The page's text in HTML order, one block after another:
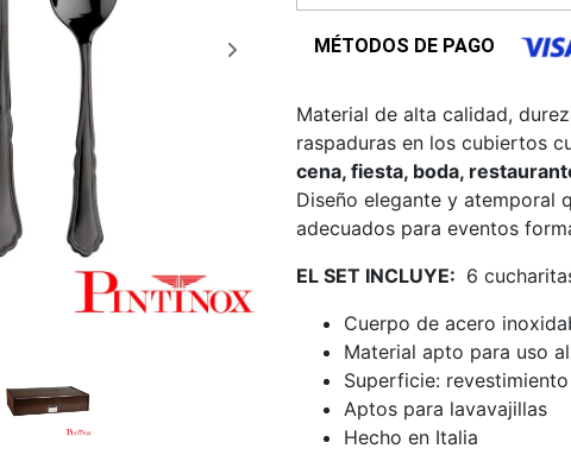
MÉTODOS DE PAGO
Material de alta calidad,
raspaduras en los cubiertos
cena, fiesta, boda,
Diseño elegante y atemporal
adecuados para eventos
EL SET INCLUYE: 6
Cuerpo de acero
Material apto para uso
Superficie: revestimiento
Aptos para lavavajillas
Hecho en Italia